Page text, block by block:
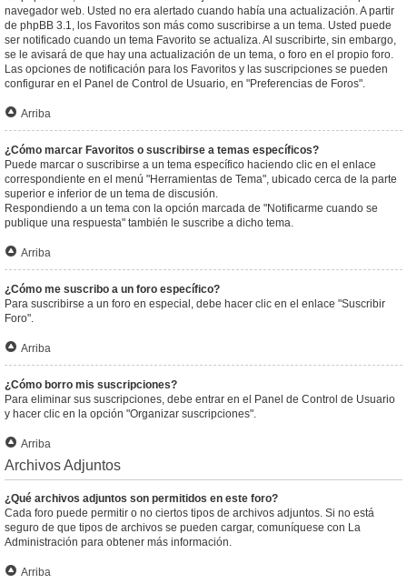
navegador web. Usted no era alertado cuando había una actualización. A partir
de phpBB 3.1, los Favoritos son más como suscribirse a un tema. Usted puede
ser notificado cuando un tema Favorito se actualiza. Al suscribirte, sin embargo,
se le avisará de que hay una actualización de un tema, o foro en el propio foro.
Las opciones de notificación para los Favoritos y las suscripciones se pueden
configurar en el Panel de Control de Usuario, en "Preferencias de Foros".
Arriba
¿Cómo marcar Favoritos o suscribirse a temas específicos?
Puede marcar o suscribirse a un tema específico haciendo clic en el enlace
correspondiente en el menú "Herramientas de Tema", ubicado cerca de la parte
superior e inferior de un tema de discusión.
Respondiendo a un tema con la opción marcada de "Notificarme cuando se
publique una respuesta" también le suscribe a dicho tema.
Arriba
¿Cómo me suscribo a un foro específico?
Para suscribirse a un foro en especial, debe hacer clic en el enlace "Suscribir
Foro".
Arriba
¿Cómo borro mis suscripciones?
Para eliminar sus suscripciones, debe entrar en el Panel de Control de Usuario
y hacer clic en la opción "Organizar suscripciones".
Arriba
Archivos Adjuntos
¿Qué archivos adjuntos son permitidos en este foro?
Cada foro puede permitir o no ciertos tipos de archivos adjuntos. Si no está
seguro de que tipos de archivos se pueden cargar, comuníquese con La
Administración para obtener más información.
Arriba